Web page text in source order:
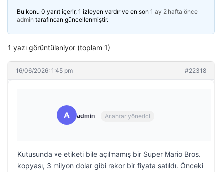
Bu konu 0 yanıt içerir, 1 izleyen vardır ve en son 1 ay 2 hafta önce
admin tarafından güncellenmiştir.
1 yazı görüntüleniyor (toplam 1)
16/06/2026: 1:45 pm #22318
A admin Anahtar yönetici
Kutusunda ve etiketi bile açılmamış bir Super Mario Bros.
kopyası, 3 milyon dolar gibi rekor bir fiyata satıldı. Önceki